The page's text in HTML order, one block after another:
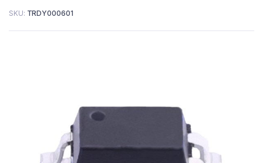
SKU: TRDY000601